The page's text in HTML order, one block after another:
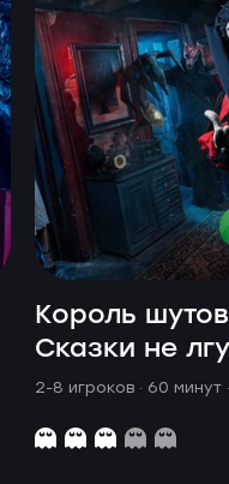
Король
Сказки не
2-8 игроков · 60 минут